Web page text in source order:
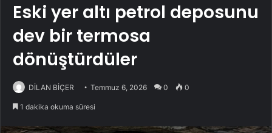
Eski yer altı petrol deposunu
dev bir termosa
dönüştürdüler
DİLAN BİÇER Temmuz 6, 2026 0 0
1 dakika okuma süresi